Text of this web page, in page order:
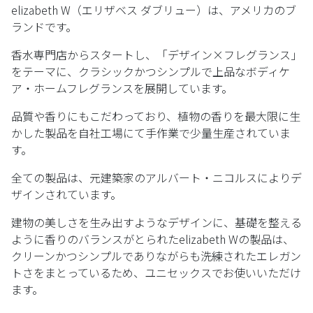
elizabeth W（エリザベス ダブリュー）は、アメリカのブ
ランドです。
香水専門店からスタートし、「デザイン×フレグランス」
をテーマに、クラシックかつシンプルで上品なボディケ
ア・ホームフレグランスを展開しています。
品質や香りにもこだわっており、植物の香りを最大限に生
かした製品を自社工場にて手作業で少量生産されていま
す。
全ての製品は、元建築家のアルバート・ニコルスによりデ
ザインされています。
建物の美しさを生み出すようなデザインに、基礎を整える
ように香りのバランスがとられたelizabeth Wの製品は、
クリーンかつシンプルでありながらも洗練されたエレガン
トさをまとっているため、ユニセックスでお使いいただけ
ます。